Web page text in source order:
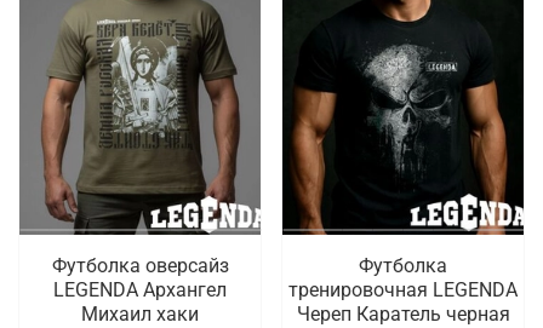
Футболка оверсайз
LEGENDA Архангел
Михаил хаки
Футболка
тренировочная LEGENDA
Череп Каратель черная